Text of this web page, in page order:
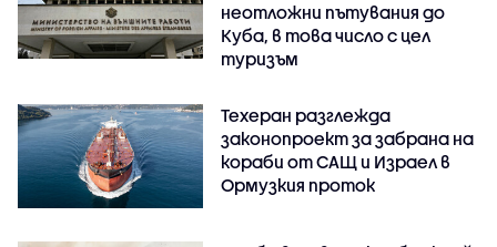
неотложни пътувания до
Куба, в това число с цел
туризъм
Техеран разглежда
законопроект за забрана на
кораби от САЩ и Израел в
Ормузкия проток